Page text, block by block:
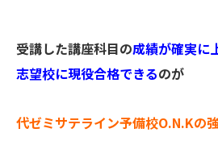
受講した講座科目の成績が確実に
志望校に現役合格できるのが
代ゼミサテライン予備校O.N.Kの